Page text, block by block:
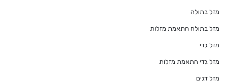
מזל בתולה
מזל בתולה התאמת מזלות
מזל גדי
מזל גדי התאמת מזלות
מזל דגים